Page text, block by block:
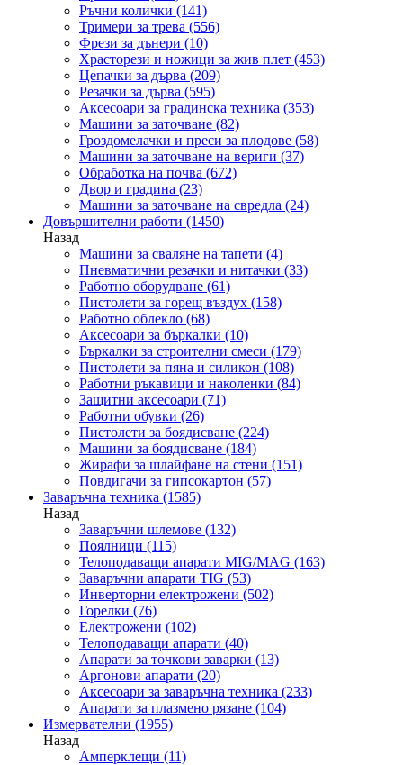
Ръчни колички (141)
Тримери за трева (556)
Фрези за дънери (10)
Храсторези и ножици за жив плет (453)
Цепачки за дърва (209)
Резачки за дърва (595)
Аксесоари за градинска техника (353)
Машини за заточване (82)
Гроздомелачки и преси за плодове (58)
Машини за заточване на вериги (37)
Обработка на почва (672)
Двор и градина (23)
Машини за заточване на свредла (24)
Довършителни работи (1450)
Назад
Машини за сваляне на тапети (4)
Пневматични резачки и нитачки (33)
Работно оборудване (61)
Пистолети за горещ въздух (158)
Работно облекло (68)
Аксесоари за бъркалки (10)
Бъркалки за строителни смеси (179)
Пистолети за пяна и силикон (108)
Работни ръкавици и наколенки (84)
Защитни аксесоари (71)
Работни обувки (26)
Пистолети за боядисване (224)
Машини за боядисване (184)
Жирафи за шлайфане на стени (151)
Повдигачи за гипсокартон (57)
Заваръчна техника (1585)
Назад
Заваръчни шлемове (132)
Поялници (115)
Телоподаващи апарати MIG/MAG (163)
Заваръчни апарати TIG (53)
Инверторни електрожени (502)
Горелки (76)
Електрожени (102)
Телоподаващи апарати (40)
Апарати за точкови заварки (13)
Аргонови апарати (20)
Аксесоари за заваръчна техника (233)
Апарати за плазмено рязане (104)
Измервателни (1955)
Назад
Амперклещи (11)